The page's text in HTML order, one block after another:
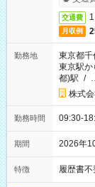
交通費
月収例
勤務地
東京都千
東京駅
都)駅 /
株式
勤務時間 09:30-
期間 2026年
特徴 履歴書不